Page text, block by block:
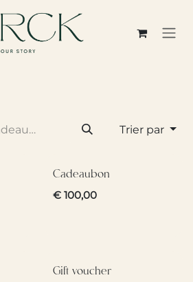
Trier par
Cadeaubon
€ 100,00
Gift voucher